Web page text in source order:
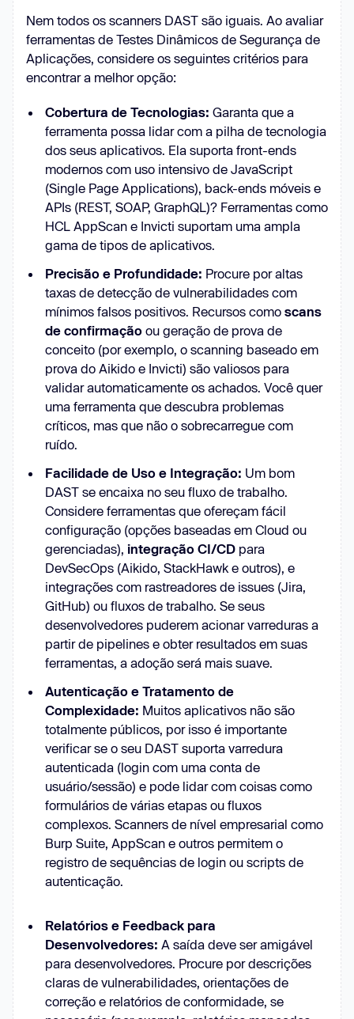
Nem todos os scanners DAST são iguais. Ao avaliar
ferramentas de Testes Dinâmicos de Segurança de
Aplicações, considere os seguintes critérios para
encontrar a melhor opção:
Cobertura de Tecnologias: Garanta que a
ferramenta possa lidar com a pilha de tecnologia
dos seus aplicativos. Ela suporta front-ends
modernos com uso intensivo de JavaScript
(Single Page Applications), back-ends móveis e
APIs (REST, SOAP, GraphQL)? Ferramentas como
HCL AppScan e Invicti suportam uma ampla
gama de tipos de aplicativos.
Precisão e Profundidade: Procure por altas
taxas de detecção de vulnerabilidades com
mínimos falsos positivos. Recursos como scans
de confirmação ou geração de prova de
conceito (por exemplo, o scanning baseado em
prova do Aikido e Invicti) são valiosos para
validar automaticamente os achados. Você quer
uma ferramenta que descubra problemas
críticos, mas que não o sobrecarregue com
ruído.
Facilidade de Uso e Integração: Um bom
DAST se encaixa no seu fluxo de trabalho.
Considere ferramentas que ofereçam fácil
configuração (opções baseadas em Cloud ou
gerenciadas), integração CI/CD para
DevSecOps (Aikido, StackHawk e outros), e
integrações com rastreadores de issues (Jira,
GitHub) ou fluxos de trabalho. Se seus
desenvolvedores puderem acionar varreduras a
partir de pipelines e obter resultados em suas
ferramentas, a adoção será mais suave.
Autenticação e Tratamento de
Complexidade: Muitos aplicativos não são
totalmente públicos, por isso é importante
verificar se o seu DAST suporta varredura
autenticada (login com uma conta de
usuário/sessão) e pode lidar com coisas como
formulários de várias etapas ou fluxos
complexos. Scanners de nível empresarial como
Burp Suite, AppScan e outros permitem o
registro de sequências de login ou scripts de
autenticação.
Relatórios e Feedback para
Desenvolvedores: A saída deve ser amigável
para desenvolvedores. Procure por descrições
claras de vulnerabilidades, orientações de
correção e relatórios de conformidade, se